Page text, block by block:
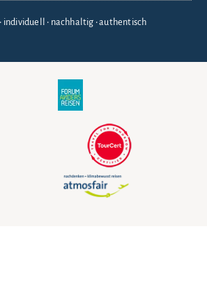
• nachhaltig • authentisch